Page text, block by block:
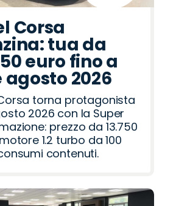
Corsa
tua da
euro fino a
agosto 2026
torna protagonista
2026 con la Super
prezzo da 13.750
1.2 turbo da 100
contenuti.